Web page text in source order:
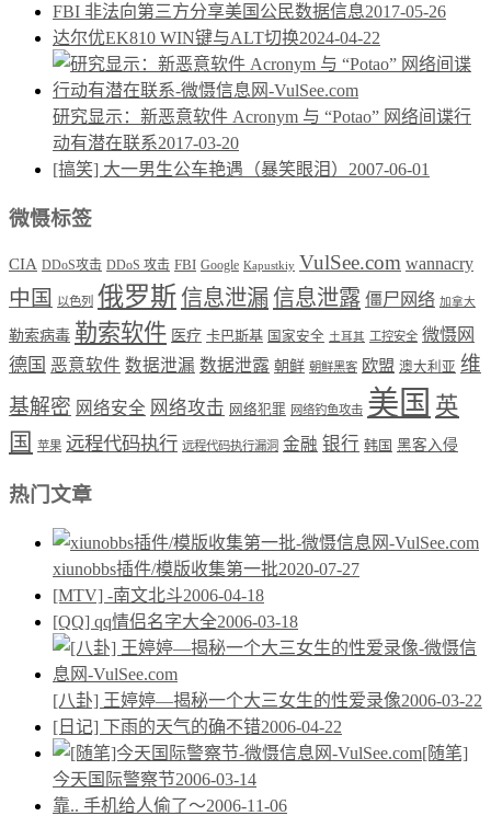
FBI 非法向第三方分享美国公民数据信息2017-05-26
达尔优EK810 WIN键与ALT切换2024-04-22
研究显示：新恶意软件 Acronym 与 “Potao” 网络间谍行
动有潜在联系2017-03-20
[搞笑] 大一男生公车艳遇（暴笑眼泪） 2007-06-01
微慑标签
CIA DDoS攻击 DDoS 攻击 FBI Google Kapustkiy VulSee.com wannacry
中国 以色列 俄罗斯信息泄漏信息泄露 僵尸网络 加拿大
勒索病毒 勒索软件 医疗 卡巴斯基 国家安全 土耳其 工控安全 微慑网
德国 恶意软件 数据泄漏 数据泄露 朝鲜 朝鲜黑客 欧盟 澳大利亚 维
基解密 网络安全 网络攻击 网络犯罪 网络钓鱼攻击 美国 英
国
苹果 远程代码执行 远程代码执行漏洞 金融 银行 韩国 黑客入侵
热门文章
xiunobbs插件/模版收集第一批2020-07-27
[MTV] -南文北斗2006-04-18
[QQ] qq情侣名字大全2006-03-18
[八卦] 王婷婷—揭秘一个大三女生的性爱录像2006-03-22
[日记] 下雨的天气的确不错2006-04-22
[随笔]
今天国际警察节2006-03-14
靠.. 手机给人偷了～2006-11-06